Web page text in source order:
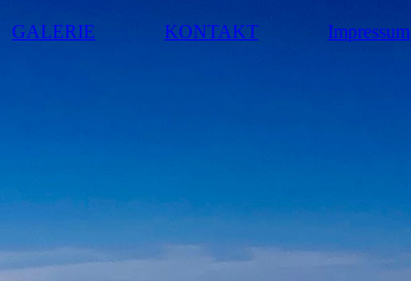
GALERIE KONTAKT Impressum